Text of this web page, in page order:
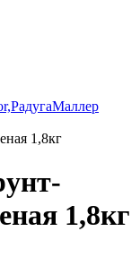
1,8кг
1,8кг